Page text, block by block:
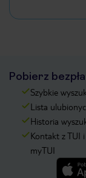
Pobierz
Szybkie
Lista
Historia
Kontakt z TUI
myTUI